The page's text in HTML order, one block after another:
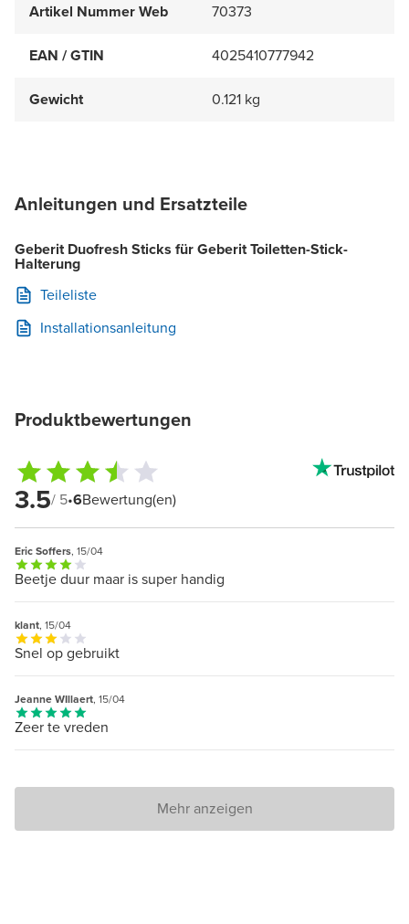
Artikel Nummer Web 70373
EAN / GTIN 4025410777942
Gewicht 0.121 kg
Anleitungen und Ersatzteile
Geberit Duofresh Sticks für Geberit Toiletten-Stick-
Halterung
Teileliste
Installationsanleitung
Produktbewertungen
3.5/ 5•6Bewertung(en)
Eric Soffers, 15/04
Beetje duur maar is super handig
klant, 15/04
Snel op gebruikt
Jeanne WIllaert, 15/04
Zeer te vreden
Mehr anzeigen